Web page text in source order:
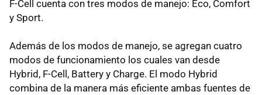
F-Cell cuenta con tres modos de manejo: Eco, Comfort
y Sport.
Además de los modos de manejo, se agregan cuatro
modos de funcionamiento los cuales van desde
Hybrid, F-Cell, Battery y Charge. El modo Hybrid
combina de la manera más eficiente ambas fuentes de